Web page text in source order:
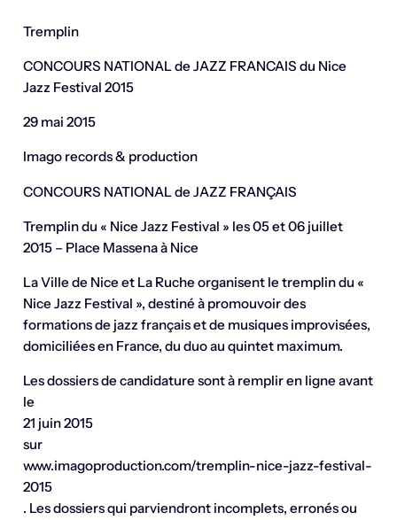
Tremplin
CONCOURS NATIONAL de JAZZ FRANCAIS du Nice
Jazz Festival 2015
29 mai 2015
Imago records & production
CONCOURS NATIONAL de JAZZ FRANÇAIS
Tremplin du « Nice Jazz Festival » les 05 et 06 juillet
2015 – Place Massena à Nice
La Ville de Nice et La Ruche organisent le tremplin du «
Nice Jazz Festival », destiné à promouvoir des
formations de jazz français et de musiques improvisées,
domiciliées en France, du duo au quintet maximum.
Les dossiers de candidature sont à remplir en ligne avant
le
21 juin 2015
sur
www.imagoproduction.com/tremplin-nice-jazz-festival-
2015
. Les dossiers qui parviendront incomplets, erronés ou